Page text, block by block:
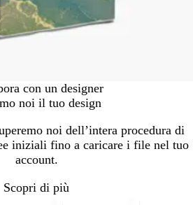
con un designer
noi il tuo design
noi dell’intera procedura di
iniziali fino a caricare i file nel tuo
account.
Scopri di più